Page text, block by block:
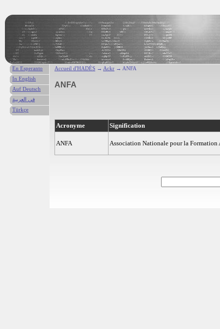
Accueil d'HADÈS → Ackr → ANFA
ANFA
Acronyme Signification
ANFA Association Nationale pour la
En Esperanto
In English
Auf Deutsch
في العربية
Türkçe